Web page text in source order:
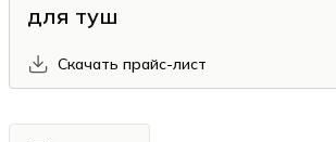
для туш
Скачать прайс-лист